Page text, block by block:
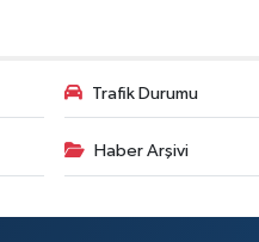
Trafik Durumu
Haber Arşivi